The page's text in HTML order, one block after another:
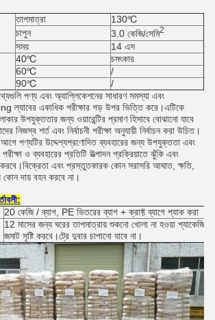
তাপমাত্রা
130℃
চাপুন
3.0 কেজি/সেমি2
সময় 14 এস
40℃
চমৎকার
60℃
/
90℃
/
পণ্য এবং অ্যাপ্লিকেশনের সাধারণ সমস্যা এবং
ল্যাবের একাধিক পরীক্ষার গড় উপর ভিত্তি করে।এটিকে
এলাকার উপযুক্ততার জন্য ওয়ারেন্টির প্রমাণ হিসাবে বোঝানো যাবে
নিজস্ব শর্ত এবং নির্বাচনী পরীক্ষা অনুযায়ী নির্বাচন করা উচিত।
আগে পণ্যটির উদ্দেশ্যপ্রণোদিত ব্যবহারের জন্য উপযুক্ততা এবং
পরীক্ষা ও ব্যবহারের প্রতিটি উত্পাদন প্রক্রিয়াতে ঝুঁকি এবং
এবং প্রস্তুতকারক কোন সরাসরি আঘাত, ক্ষতি,
কোন দায় বহন করবে না।
20 কেজি / ব্যাগ, PE ভিতরের ব্যাগ + ক্রাফ্ট ব্যাগে প্যাক করা
12 মাসের জন্য ঘরের তাপমাত্রায় শুকনো খোলা না হওয়া
জমাট সৃষ্টি করবে।ট্রে দুবার চাপানো যাবে না।